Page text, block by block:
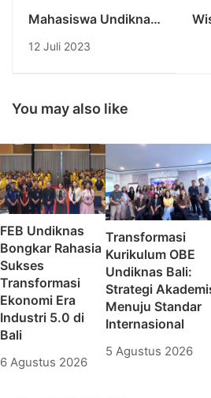
Mahasiswa Undiknas
Yogyakarta dalam
12 Juli 2023
You may also like
FEB Undiknas
Bongkar Rahasia
Sukses
Transformasi
Ekonomi Era
Industri 5.0 di
Bali
6 Agustus 2026
Transformasi
Kurikulum OBE
Undiknas Bali:
Strategi
Menuju Standar
Internasional
5 Agustus 2026